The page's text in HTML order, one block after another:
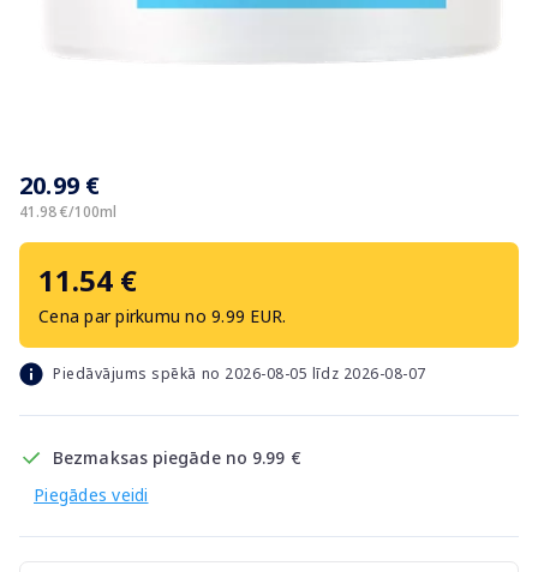
20.99 €
41.98 €/100ml
11.54 €
Cena par pirkumu no 9.99 EUR.
Piedāvājums spēkā no 2026-08-05 līdz 2026-08-07
Bezmaksas piegāde no 9.99 €
Piegādes veidi